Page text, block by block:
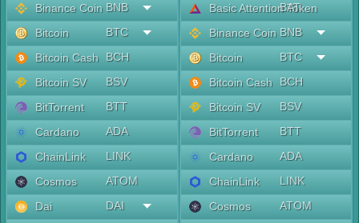
Binance Coin BNB
Bitcoin
BTC
Bitcoin Cash
BCH
Bitcoin SV
BSV
BitTorrent
BTT
Cardano
ADA
ChainLink
LINK
Cosmos
ATOM
Dai
DAI
Basic Attention Token
BAT
Binance Coin BNB
Bitcoin
BTC
Bitcoin Cash
BCH
Bitcoin SV
BSV
BitTorrent
BTT
Cardano
ADA
ChainLink
LINK
Cosmos
ATOM